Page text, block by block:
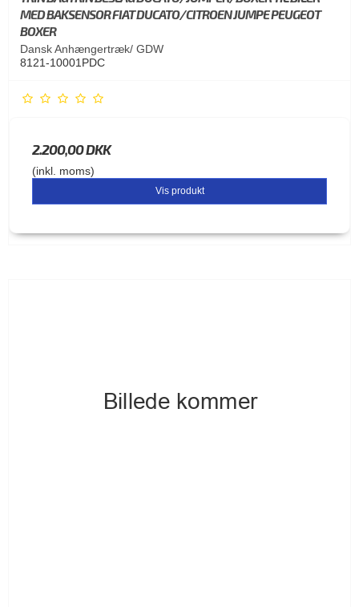
MED BAKSENSOR FIAT DUCATO/CITROEN JUMPE PEUGEOT
BOXER
Dansk Anhængertræk/ GDW
8121-10001PDC
2.200,00 DKK
(inkl. moms)
Vis produkt